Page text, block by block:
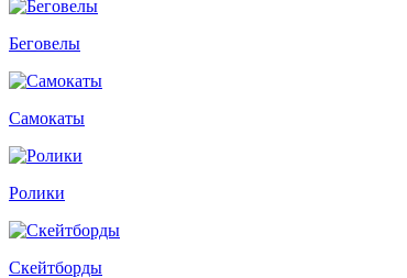
Беговелы
Самокаты
Ролики
Скейтборды